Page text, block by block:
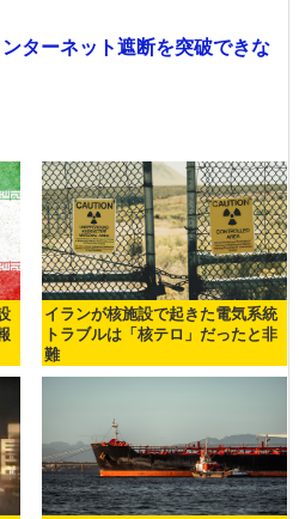
ターネット遮断を突破できな
イランが核施設で起きた電気系統
トラブルは「核テロ」だったと非
難